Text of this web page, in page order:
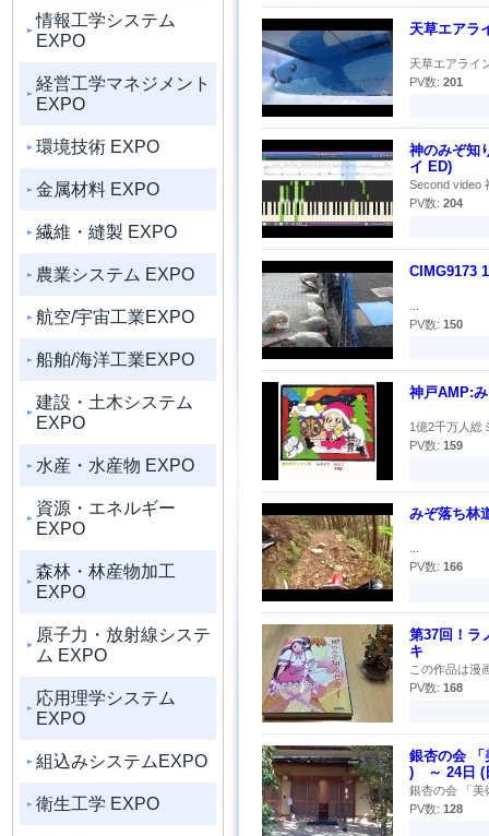
情報工学システム
EXPO
経営工学マネジメント
EXPO
環境技術 EXPO
金属材料 EXPO
繊維・縫製 EXPO
農業システム EXPO
航空/宇宙工業EXPO
船舶/海洋工業EXPO
建設・土木システム
EXPO
水産・水産物 EXPO
資源・エネルギー
EXPO
森林・林産物加工
EXPO
原子力・放射線システ
ム EXPO
応用理学システム
EXPO
組込みシステムEXPO
衛生工学 EXPO
天草エア
天草エアライ
PV数: 201
神のみぞ知
イ ED)
Second video
PV数: 204
CIMG9173
PV数: 150
神戸AMP:
1億2千万人総
PV数: 159
みぞ落ち林
PV数: 166
第37回！ラ
キ
この作品は漫
PV数: 168
銀杏の会
) ～ 24日 (
銀杏の会 「美
PV数: 128